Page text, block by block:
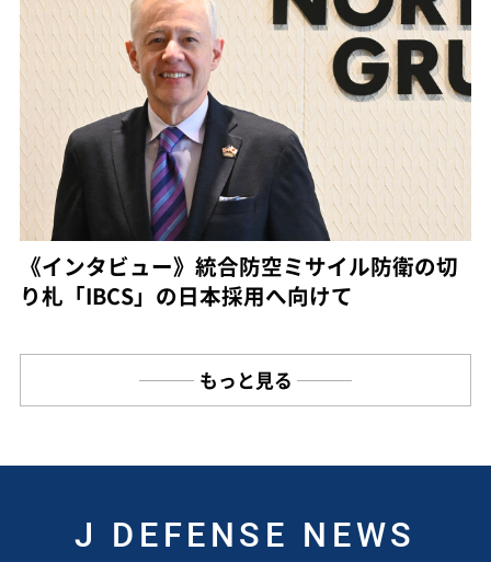
《インタビュー》統合防空ミサイル防衛の切
り札「IBCS」の日本採用へ向けて
もっと見る
J DEFENSE NEWS